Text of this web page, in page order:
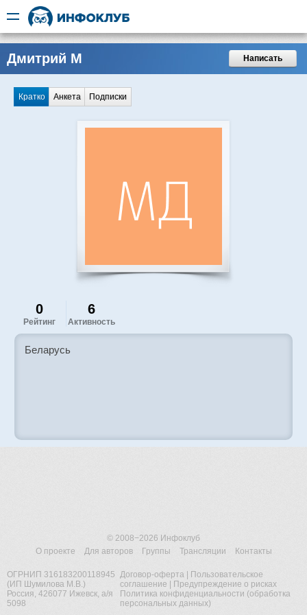
Дмитрий М Написать
Кратко Анкета Подписки
0
Рейтинг
6
Активность
Беларусь
© 2008−2026 Инфоклуб
О проекте
Для авторов Группы Трансляции Контакты
ОГРНИП 316183200118945
(ИП Шумилова М.В.)
Россия, 426077 Ижевск, а/я
5098
Договор-оферта|
Пользовательское
соглашение
Предупреждение о рисках
Политика конфиденциальности (обработка
персональных данных)